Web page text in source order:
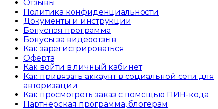
Отзывы
Политика конфиденциальности
Документы и инструкции
Бонусная программа
Бонусы за видеоотзыв
Как зарегистрироваться
Оферта
Как войти в личный кабинет
Как привязать аккаунт в социальной сети для
авторизации
Как просмотреть заказ с помощью ПИН-кода
Партнерская программа, блогерам